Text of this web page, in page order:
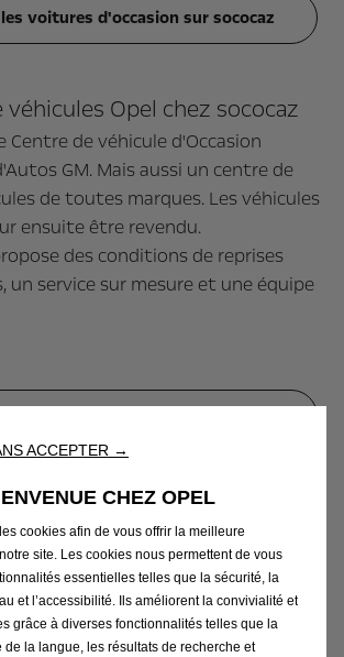
voitures d'occasion sur sococaz
véhicules Opel chez sococaz
Centre de véhicule d'Occasion
GM. Mais aussi un centre de
de toutes marques. Les véhicules
ensuite être revendu.
des conditions de reprises
un service sur mesure et une équipe
véhicule d'occasion Opel chez
en martinique
est divisé en trois catégories, nous
de vous proposer rapidement le
à votre besoin :
ACCEPTER →
CHEZ OPEL
cookies afin de vous offrir la meilleure
site. Les cookies nous permettent de vous
essentielles telles que la sécurité, la
et l’accessibilité. Ils améliorent la convivialité et
grâce à diverses fonctionnalités telles que la
de la langue, les résultats de recherche et